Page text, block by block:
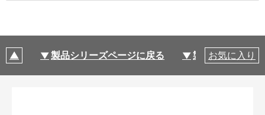
製品シリーズページに戻る 製品仕様
お気に入り